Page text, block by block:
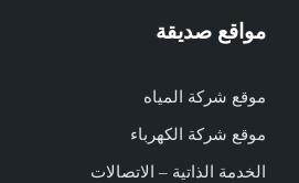
مواقع صديقة
موقع شركة المياه
موقع شركة الكهرباء
الخدمة الذاتية – الاتصالات